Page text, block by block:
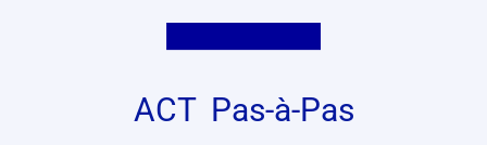
ACT Pas-à-Pas